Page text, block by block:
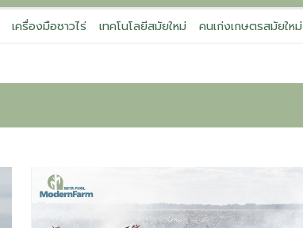
เครื่องมือชาวไร่ เทคโนโลยีสมัยใหม่ คนเก่งเกษตรสมัยใหม่